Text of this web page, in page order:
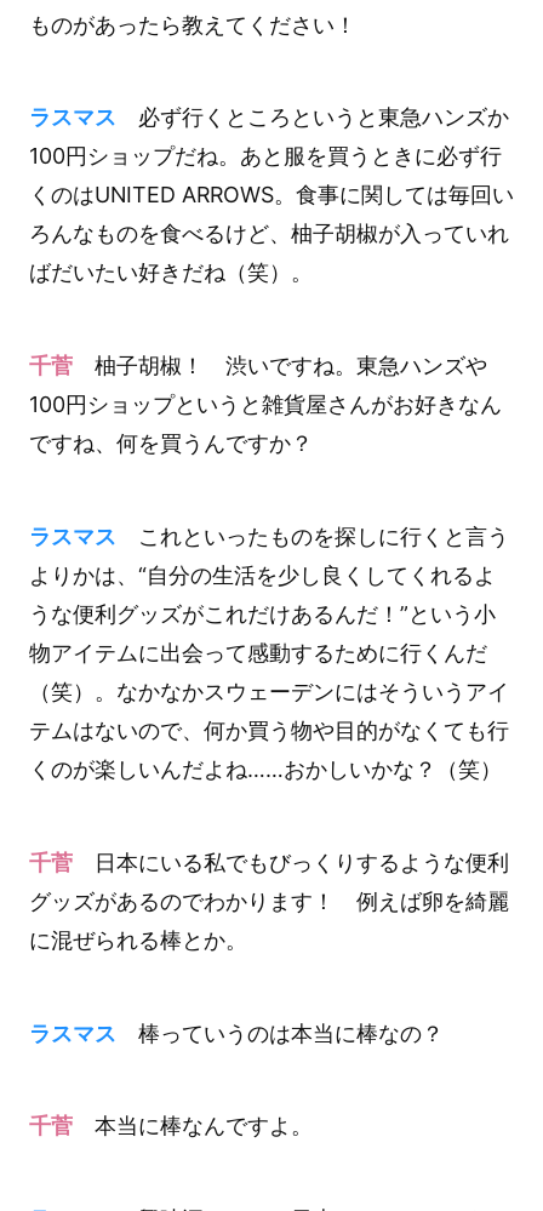
ものがあったら教えてください！
ラスマス 必ず行くところというと東急ハンズか
100円ショップだね。あと服を買うときに必ず行
くのはUNITED ARROWS。食事に関しては毎回い
ろんなものを食べるけど、柚子胡椒が入っていれ
ばだいたい好きだね（笑）。
千菅柚子胡椒！ 渋いですね。東急ハンズや
100円ショップというと雑貨屋さんがお好きなん
ですね、何を買うんですか？
ラスマス これといったものを探しに行くと言う
よりかは、“自分の生活を少し良くしてくれるよ
うな便利グッズがこれだけあるんだ！”という小
物アイテムに出会って感動するために行くんだ
（笑）。なかなかスウェーデンにはそういうアイ
テムはないので、何か買う物や目的がなくても行
くのが楽しいんだよね……おかしいかな？（笑）
千菅日本にいる私でもびっくりするような便利
グッズがあるのでわかります！ 例えば卵を綺麗
に混ぜられる棒とか。
ラスマス 棒っていうのは本当に棒なの？
千菅本当に棒なんですよ。